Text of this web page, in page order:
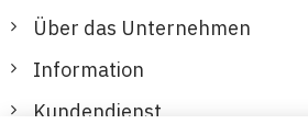
Über das Unternehmen
Information
Kundendienst